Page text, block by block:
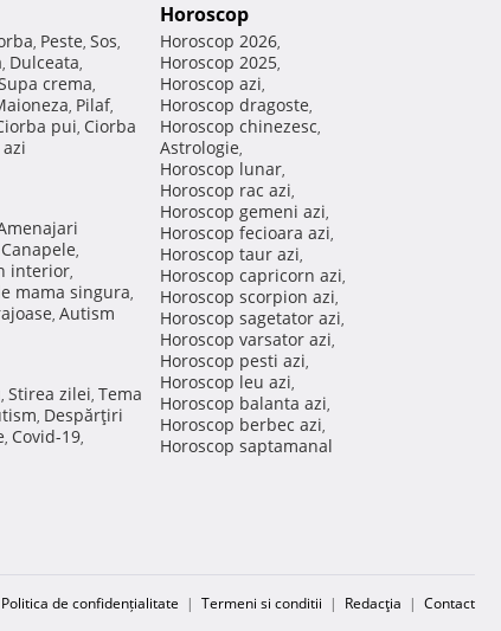
, Peste, Sos,
, Dulceata,
crema,
, Pilaf,
pui, Ciorba
Canapele,
interior,
mama singura,
, Autism
, Stirea zilei, Tema
, Despărţiri
, Covid-19,
Horoscop
Horoscop 2026,
Horoscop 2025,
Horoscop azi,
Horoscop dragoste,
Horoscop chinezesc,
Astrologie,
Horoscop lunar,
Horoscop rac azi,
Horoscop gemeni azi,
Horoscop fecioara azi,
Horoscop taur azi,
Horoscop capricorn azi,
Horoscop scorpion azi,
Horoscop sagetator azi,
Horoscop varsator azi,
Horoscop pesti azi,
Horoscop leu azi,
Horoscop balanta azi,
Horoscop berbec azi,
Horoscop saptamanal
Politica de confidențialitate | Termeni si conditii | Redacţia | Contact